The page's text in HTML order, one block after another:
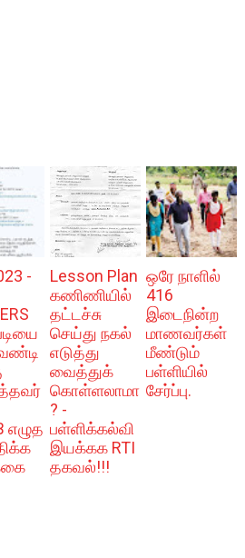
-
எழுத
Lesson Plan
கணிணியில்
தட்டச்சு
செய்து நகல்
எடுத்து
வைத்துக்
கொள்ளலாமா
? -
பள்ளிக்கல்வி
இயக்கக RTI
தகவல்!!!
ஒரே நாளில்
416
இடைநின்ற
மாணவர்கள்
மீண்டும்
பள்ளியில்
சேர்ப்பு.